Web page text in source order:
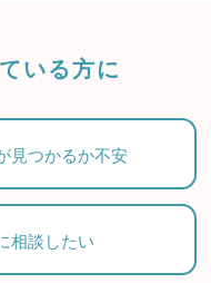
いる方に
見つかるか不安
相談したい